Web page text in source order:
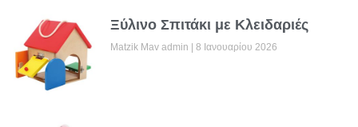
Ξύλινο Σπιτάκι με Κλειδαριές
Matzik Mav admin 8 Ιανουαρίου 2026